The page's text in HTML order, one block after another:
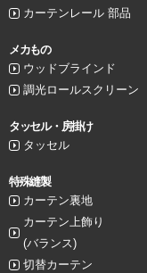
カーテンレール 部品
メカもの
ウッドブラインド
調光ロールスクリーン
タッセル・房掛け
タッセル
特殊縫製
カーテン裏地
カーテン上飾り
(バランス)
切替カーテン